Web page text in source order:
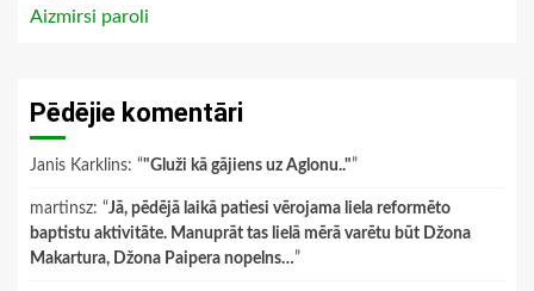
Aizmirsi paroli
Pēdējie komentāri
Janis Karklins: “"Gluži kā gājiens uz Aglonu.."”
martinsz: “Jā, pēdējā laikā patiesi vērojama liela reformēto
baptistu aktivitāte. Manuprāt tas lielā mērā varētu būt Džona
Makartura, Džona Paipera nopelns…”